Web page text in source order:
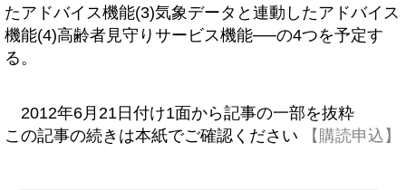
たアドバイス機能(3)気象データと連動したアドバイス
機能(4)高齢者見守りサービス機能──の4つを予定す
る。
2012年6月21日付け1面から記事の一部を抜粋
この記事の続きは本紙でご確認ください
【購読申込】